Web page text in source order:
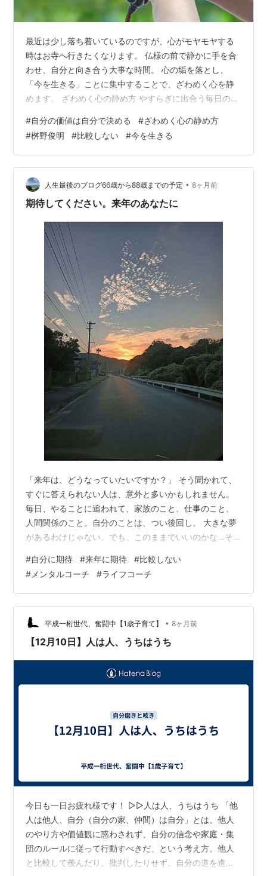
最近は少し落ち着いているのですが、心がモヤモヤする
時はお寺へ行きたくなります。 仏様の前で静かに手を合
わせ、自分と向き合う大事な時間。 心の垢を落とし、
「今を生きる」ことに集中することで、ざわめく心を静
めます。 ざわめく心の静め方 やすらぎに出合う毎日の習
はなく、自分の価値は自分で決める。 上手くいかないと
きは、「その方向じゃないよ」というサイン。 心と身体
の声に耳を傾けながら、穏やかな毎日が過ごせますよう
に。
#自分の価値は自分で決める #ざわめく心の静め方
#桝野俊明 #比較しない #今を生きる
人生最後のブログ66歳から88歳までの予定 • 8ヶ月前
期待してください。来年のあなたに
「来年は、どうなっていたいですか？」 そう聞かれて、
すぐに答えられない人は、意外と多いかもしれません。
毎日、やることに追われて、家族のこと、仕事のこと、
人間関係のこと。自分のことは、つい後回し。 大きな夢
があるわけじゃない。でも、このままでいいのかな…そ
ている。 そんなあなたに、今日はこの言葉を贈りたいん
です。 「期待してください。来年のあなたに」 今のあな
たは、完璧じゃないかもしれません。自信も、十分とは
言えないかもしれない。 でも――ここまで生きてきたあ
なたは、ちゃんと乗り越えてきました。 うまくいかなか
った日も、泣きたくなった夜も、誰に…
#自分に期待 #来年に期待 #比較しない
# メンタルコーチ #ライフコーチ
平成一桁世代、奮闘中【1歳子育て】 • 8ヶ月前
【12月10日】人は人、うちはうち
今日も一日お疲れ様です！ ▷▷人は人、うちはうち 「他
人は他人、自分（自分の家、仲間）は自分」とは、他人
のやり方や価値観に惑わされず、自分の信念や家庭・集
団のルールに従って行動すべきだ、という考え方。他人
と比較して羨んだり、批判したりせず、自分の道を進む